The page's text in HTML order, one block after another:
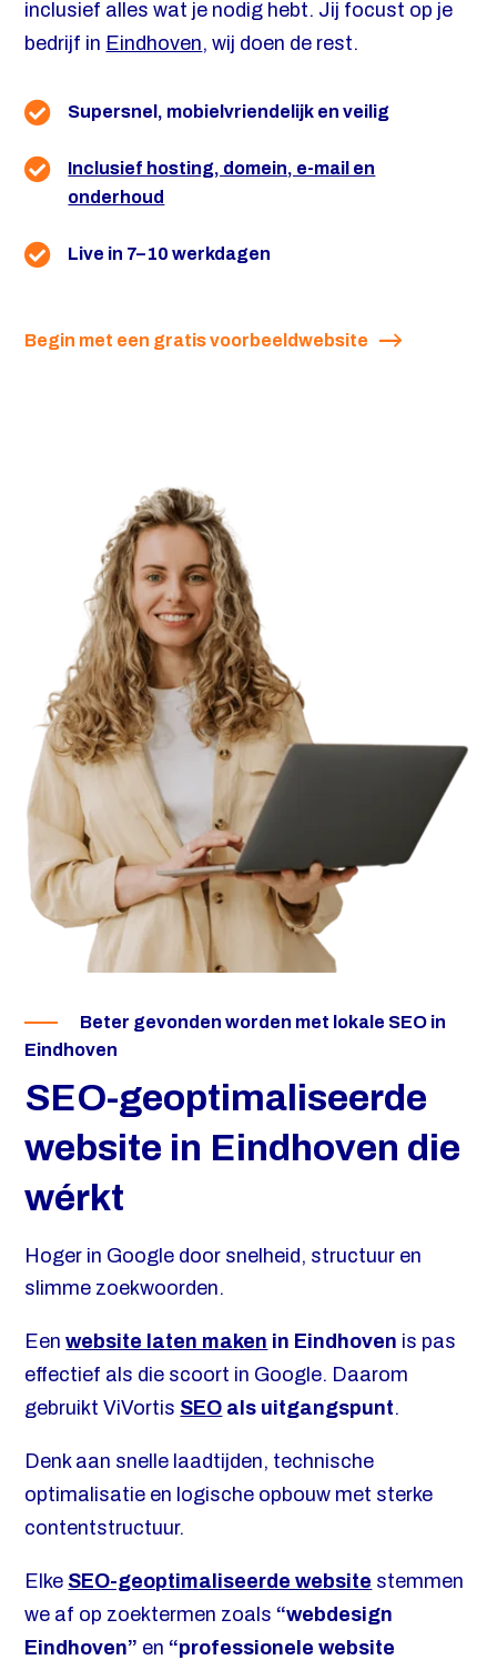
inclusief alles wat je nodig hebt. Jij focust op je
bedrijf in Eindhoven, wij doen de rest.
Supersnel, mobielvriendelijk en veilig
Inclusief hosting, domein, e-mail en
onderhoud
Live in 7–10 werkdagen
Begin met een gratis voorbeeldwebsite
Beter gevonden worden met lokale SEO in
Eindhoven
SEO-geoptimaliseerde
website in Eindhoven die
wérkt
Hoger in Google door snelheid, structuur en
slimme zoekwoorden.
Eenwebsite laten maken in Eindhoven is pas
effectief als die scoort in Google. Daarom
gebruikt ViVortis SEO als uitgangspunt.
Denk aan snelle laadtijden, technische
optimalisatie en logische opbouw met sterke
contentstructuur.
Elke SEO-geoptimaliseerde website stemmen
we af op zoektermen zoals “webdesign
Eindhoven” en “professionele website